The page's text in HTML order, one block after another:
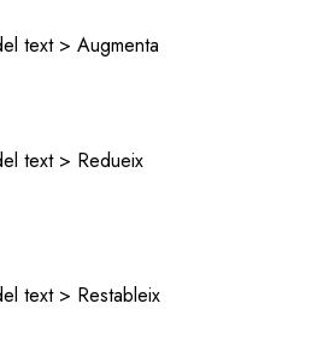
text > Augmenta
text > Redueix
text > Restableix